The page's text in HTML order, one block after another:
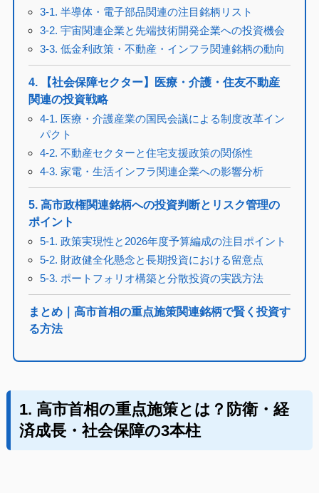
3-1. 半導体・電子部品関連の注目銘柄リスト
3-2. 宇宙関連企業と先端技術開発企業への投資機会
3-3. 低金利政策・不動産・インフラ関連銘柄の動向
4. 【社会保障セクター】医療・介護・住友不動産
関連の投資戦略
4-1. 医療・介護産業の国民会議による制度改革イン
パクト
4-2. 不動産セクターと住宅支援政策の関係性
4-3. 家電・生活インフラ関連企業への影響分析
5. 高市政権関連銘柄への投資判断とリスク管理の
ポイント
5-1. 政策実現性と2026年度予算編成の注目ポイント
5-2. 財政健全化懸念と長期投資における留意点
5-3. ポートフォリオ構築と分散投資の実践方法
まとめ｜高市首相の重点施策関連銘柄で賢く投資す
る方法
1. 高市首相の重点施策とは？防衛・経
済成長・社会保障の3本柱